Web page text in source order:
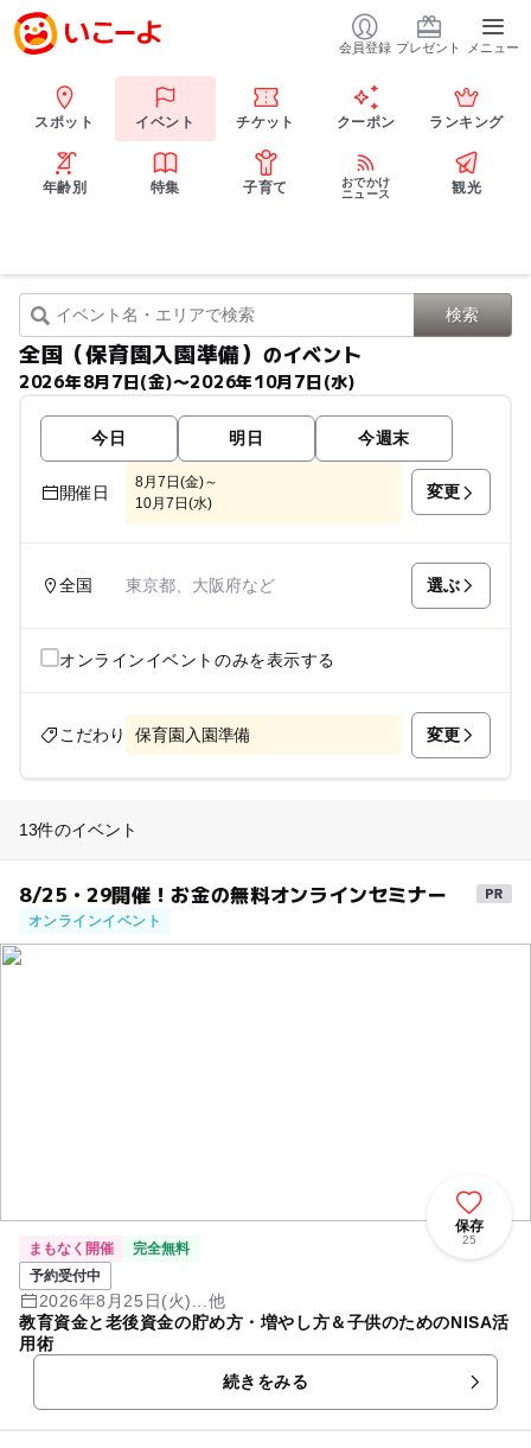
会員登録 プレゼント メニュー
スポット イベント チケット クーポン ランキング
年齢別 特集 子育て
おでかけ
ニュース
観光
全国（保育園入園準備） のイベント
2026年8月7日(金)〜2026年10月7日(水)
今日 明日 今週末
開催日
8月7日(金)～
10月7日(水)
変更
全国 東京都、大阪府など 選ぶ
オンラインイベントのみを表示する
こだわり 保育園入園準備 変更
13件のイベント
8/25・29開催！お金の無料オンラインセミナー
オンラインイベント
保存
25
まもなく開催
完全無料
予約受付中
2026年8月25日(火)...他
教育資金と老後資金の貯め方・増やし方＆子供のためのNISA活
用術
続きをみる